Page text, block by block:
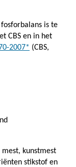
is te
CBS en in het
2007* (CBS,
kunstmest
stikstof en